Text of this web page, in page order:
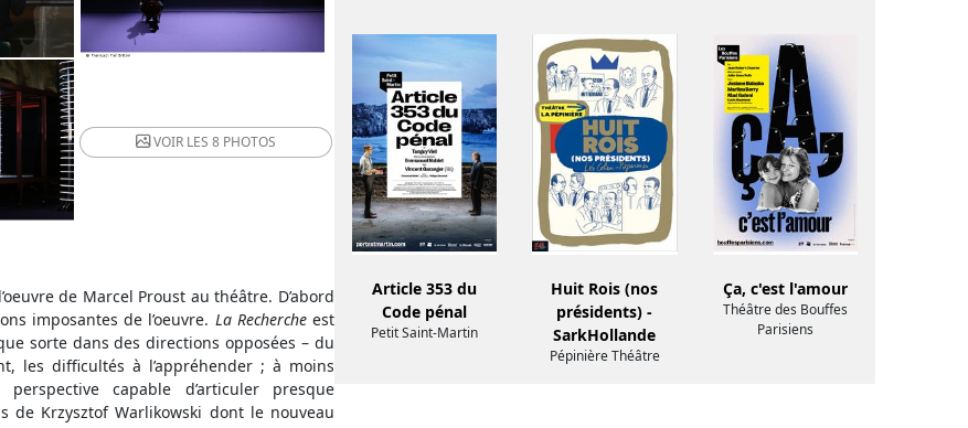
VOIR LES8 PHOTOS
de Marcel Proust au théâtre. D’abord
imposantes de l’oeuvre. La Rechercheest
sorte dans des directions opposées – du
les difficultés à l’appréhender ; à moins
capable d’articuler presque
de Krzysztof Warlikowski dont le nouveau
Article 353 du
Code pénal
Petit Saint-Martin
Huit Rois (nos
présidents) -
SarkHollande
Pépinière Théâtre
Ça, c'est l'amour
Théâtre des Bouffes
Parisiens